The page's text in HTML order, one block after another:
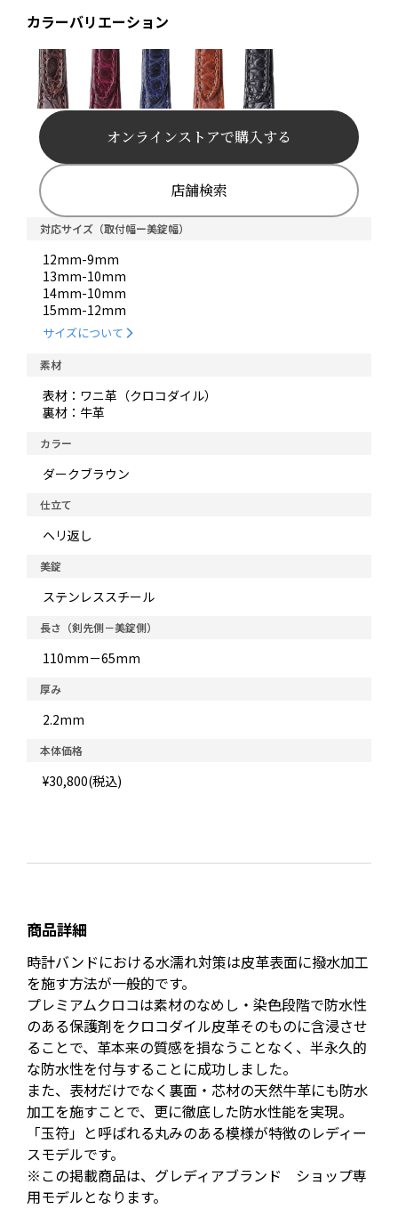
カラーバリエーション
対応サイズ（取付幅ー美錠幅）
12mm-9mm
13mm-10mm
14mm-10mm
15mm-12mm
サイズについて
素材
表材：ワニ革（クロコダイル）
裏材：牛革
カラー
ダークブラウン
仕立て
ヘリ返し
美錠
ステンレススチール
長さ（剣先側－美錠側）
110mm－65mm
厚み
2.2mm
本体価格
¥30,800(税込)
オンラインストアで購入する
店舗検索
商品詳細
時計バンドにおける水濡れ対策は皮革表面に撥水加工
を施す方法が一般的です。
プレミアムクロコは素材のなめし・染色段階で防水性
のある保護剤をクロコダイル皮革そのものに含浸させ
ることで、革本来の質感を損なうことなく、半永久的
な防水性を付与することに成功しました。
また、表材だけでなく裏面・芯材の天然牛革にも防水
加工を施すことで、更に徹底した防水性能を実現。
「玉符」と呼ばれる丸みのある模様が特徴のレディー
スモデルです。
※この掲載商品は、グレディアブランド ショップ専
用モデルとなります。